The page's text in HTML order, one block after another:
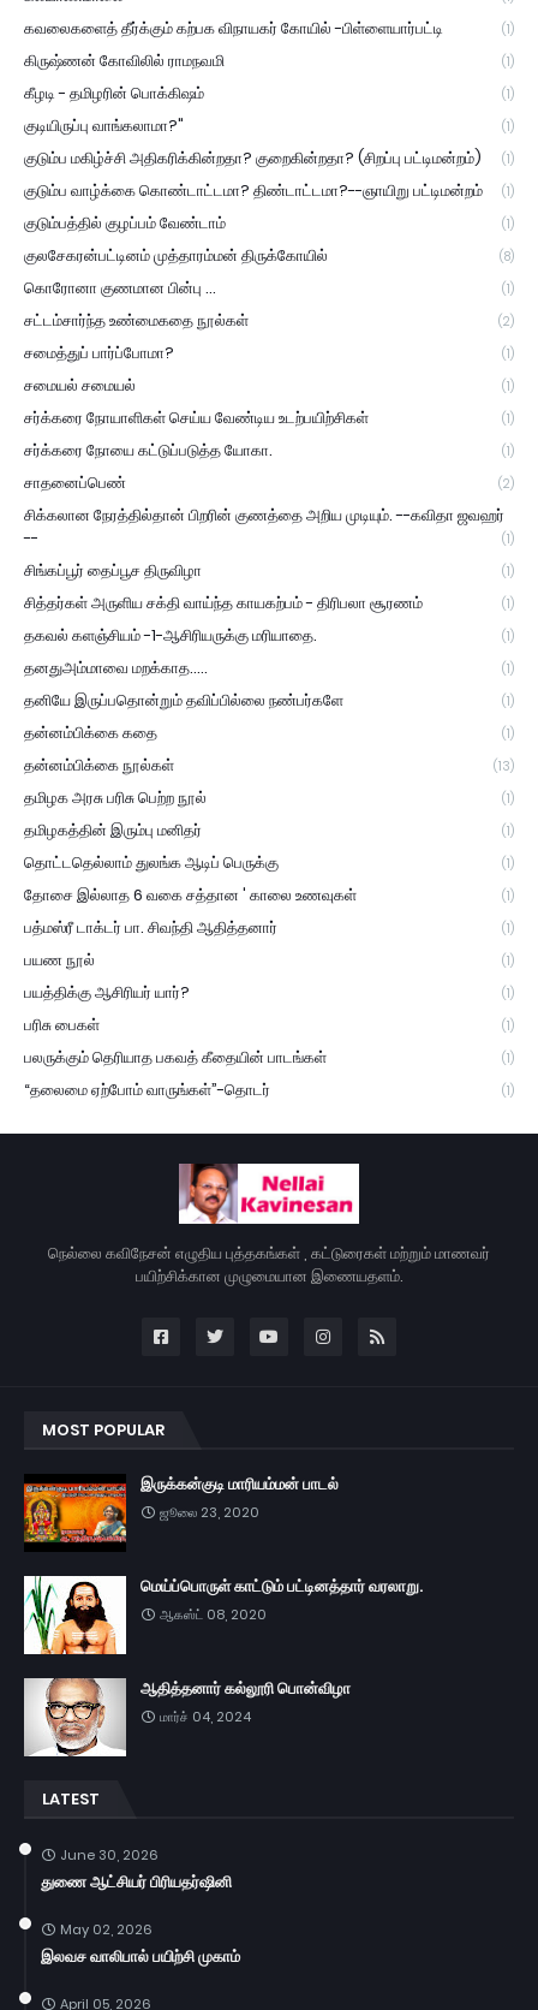
கவலைகளைத் தீர்க்கும் கற்பக விநாயகர் கோயில் -பிள்ளையார்பட்டி (1)
கிருஷ்ணன் கோவிலில் ராமநவமி (1)
கீழடி - தமிழரின் பொக்கிஷம் (1)
குடியிருப்பு வாங்கலாமா?" (1)
குடும்ப மகிழ்ச்சி அதிகரிக்கின்றதா? குறைகின்றதா? (சிறப்பு பட்டிமன்றம்) (1)
குடும்ப வாழ்க்கை கொண்டாட்டமா? திண்டாட்டமா?--ஞாயிறு பட்டிமன்றம் (1)
குடும்பத்தில் குழப்பம் வேண்டாம் (1)
குலசேகரன்பட்டினம் முத்தாரம்மன் திருக்கோயில் (8)
கொரோனா குணமான பின்பு ... (1)
சட்டம்சார்ந்த உண்மைகதை நூல்கள் (2)
சமைத்துப் பார்ப்போமா? (1)
சமையல் சமையல் (1)
சர்க்கரை நோயாளிகள் செய்ய வேண்டிய உடற்பயிற்சிகள் (1)
சர்க்கரை நோயை கட்டுப்படுத்த யோகா. (1)
சாதனைப்பெண் (2)
சிக்கலான நேரத்தில்தான் பிறரின் குணத்தை அறிய முடியும். --கவிதா ஜவஹர்
--
(1)
சிங்கப்பூர் தைப்பூச திருவிழா (1)
சித்தர்கள் அருளிய சக்தி வாய்ந்த காயகற்பம் - திரிபலா சூரணம் (1)
தகவல் களஞ்சியம் -1-ஆசிரியருக்கு மரியாதை. (1)
தனதுஅம்மாவை மறக்காத..... (1)
தனியே இருப்பதொன்றும் தவிப்பில்லை நண்பர்களே (1)
தன்னம்பிக்கை கதை (1)
தன்னம்பிக்கை நூல்கள் (13)
தமிழக அரசு பரிசு பெற்ற நூல் (1)
தமிழகத்தின் இரும்பு மனிதர் (1)
தொட்டதெல்லாம் துலங்க ஆடிப் பெருக்கு (1)
தோசை இல்லாத 6 வகை சத்தான ' காலை உணவுகள் (1)
பத்மஸ்ரீ டாக்டர் பா. சிவந்தி ஆதித்தனார் (1)
பயண நூல் (1)
பயத்திக்கு ஆசிரியர் யார்? (1)
பரிசு பைகள் (1)
பலருக்கும் தெரியாத பகவத் கீதையின் பாடங்கள் (1)
“தலைமை ஏற்போம் வாருங்கள்”-தொடர் (1)
நெல்லை கவிநேசன் எழுதிய புத்தகங்கள் , கட்டுரைகள் மற்றும் மாணவர்
பயிற்சிக்கான முழுமையான இணையதளம்.
MOST POPULAR
இருக்கன்குடி மாரியம்மன் பாடல்
ஜூலை 23, 2020
மெய்ப்பொருள் காட்டும் பட்டினத்தார் வரலாறு.
ஆகஸ்ட் 08, 2020
ஆதித்தனார் கல்லூரி பொன்விழா
மார்ச் 04, 2024
LATEST
June 30, 2026
துணை ஆட்சியர் பிரியதர்ஷினி
May 02, 2026
இலவச வாலிபால் பயிற்சி முகாம்
April 05, 2026